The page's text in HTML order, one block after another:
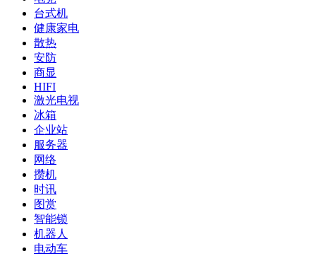
台式机
健康家电
散热
安防
商显
HIFI
激光电视
冰箱
企业站
服务器
网络
攒机
时讯
图赏
智能锁
机器人
电动车